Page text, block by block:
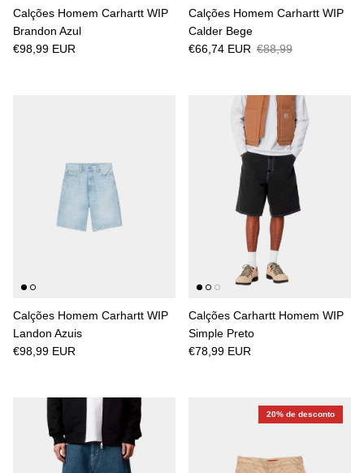
Calções Homem Carhartt WIP
Brandon Azul
€98,99 EUR
Calções Homem Carhartt WIP
Calder Bege
€66,74 EUR €88,99
Calções Homem Carhartt WIP
Landon Azuis
€98,99 EUR
Calções Carhartt Homem WIP
Simple Preto
€78,99 EUR
20% de desconto